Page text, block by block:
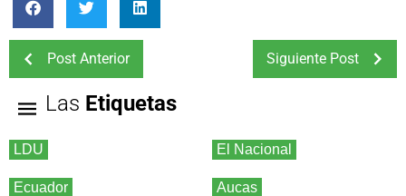
Post Anterior Siguiente Post
Las Etiquetas
LDU El Nacional
Ecuador Aucas